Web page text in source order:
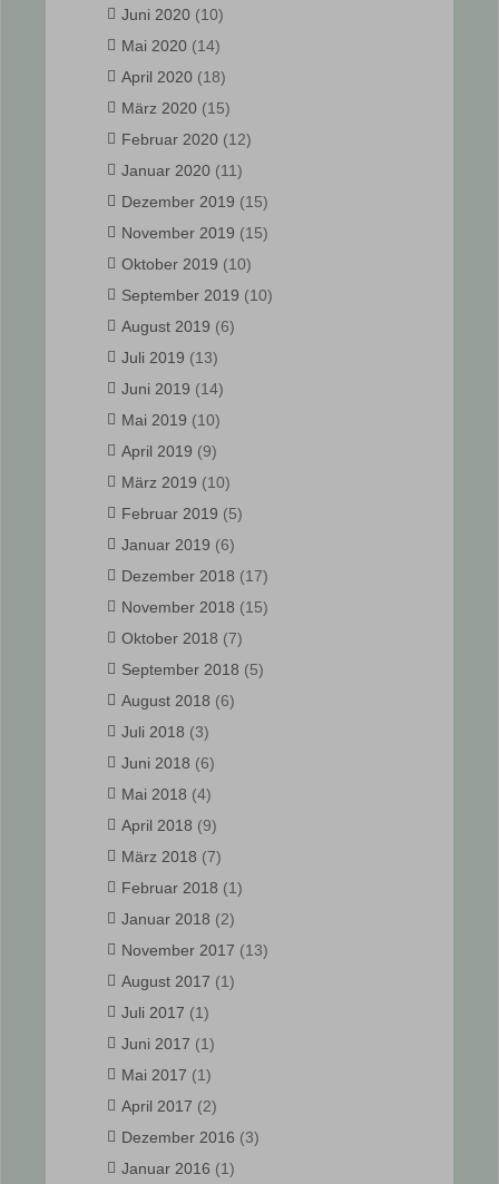
Juni 2020 (10)
Mai 2020 (14)
April 2020 (18)
März 2020 (15)
Februar 2020 (12)
Januar 2020 (11)
Dezember 2019 (15)
November 2019 (15)
Oktober 2019 (10)
September 2019 (10)
August 2019 (6)
Juli 2019 (13)
Juni 2019 (14)
Mai 2019 (10)
April 2019 (9)
März 2019 (10)
Februar 2019 (5)
Januar 2019 (6)
Dezember 2018 (17)
November 2018 (15)
Oktober 2018 (7)
September 2018 (5)
August 2018 (6)
Juli 2018 (3)
Juni 2018 (6)
Mai 2018 (4)
April 2018 (9)
März 2018 (7)
Februar 2018 (1)
Januar 2018 (2)
November 2017 (13)
August 2017 (1)
Juli 2017 (1)
Juni 2017 (1)
Mai 2017 (1)
April 2017 (2)
Dezember 2016 (3)
Januar 2016 (1)